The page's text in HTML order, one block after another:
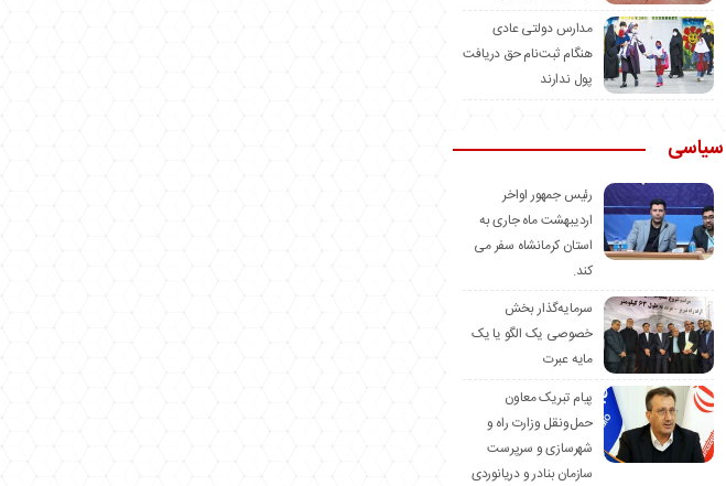
مدارس دولتی عادی
هنگام ثبت‌نام حق دریافت
پول ندارند
سیاسی
رئیس جمهور اواخر
اردیبهشت ماه جاری به
استان کرمانشاه سفر می
کند.
سرمایه‌گذار بخش
خصوصی یک الگو یا یک
مایه عبرت
️پیام تبریک معاون
حمل‌ونقل وزارت راه و
شهرسازی و سرپرست
سازمان بنادر و دریانوردی